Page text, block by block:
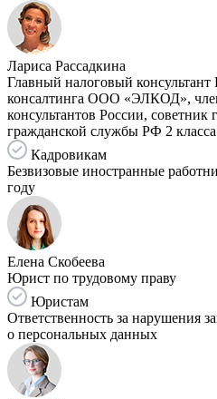
Лариса Рассадкина
Главный налоговый консультант
консалтинга ООО «ЭЛКОД»,
консультантов России, советник
гражданской службы РФ 2 класса
Кадровикам
Безвизовые иностранные
году
Елена Скобеева
Юрист по трудовому праву
Юристам
Ответственность за нарушения
о персональных данных